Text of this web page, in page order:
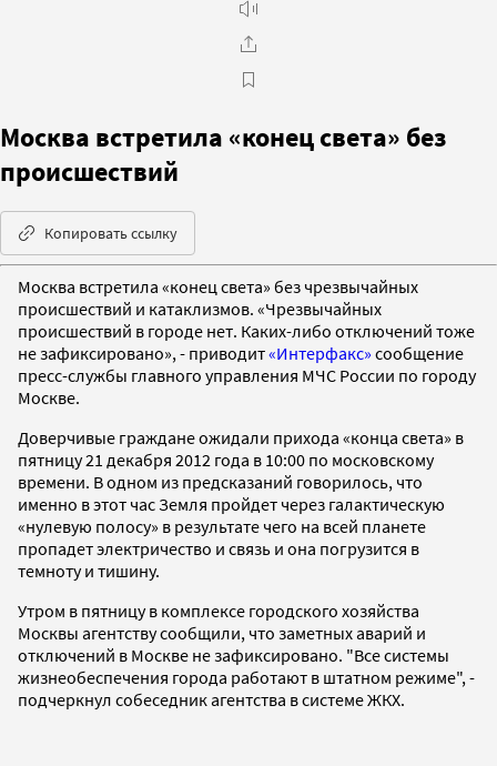
Москва встретила «конец света» без
происшествий
Копировать ссылку
Москва встретила «конец света» без чрезвычайных
происшествий и катаклизмов. «Чрезвычайных
происшествий в городе нет. Каких-либо отключений тоже
не зафиксировано», - приводит«Интерфакс» сообщение
пресс-службы главного управления МЧС России по городу
Москве.
Доверчивые граждане ожидали прихода «конца света» в
пятницу 21 декабря 2012 года в 10:00 по московскому
времени. В одном из предсказаний говорилось, что
именно в этот час Земля пройдет через галактическую
«нулевую полосу» в результате чего на всей планете
пропадет электричество и связь и она погрузится в
темноту и тишину.
Утром в пятницу в комплексе городского хозяйства
Москвы агентству сообщили, что заметных аварий и
отключений в Москве не зафиксировано. "Все системы
жизнеобеспечения города работают в штатном режиме", -
подчеркнул собеседник агентства в системе ЖКХ.